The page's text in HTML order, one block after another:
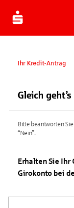
Ihr Kredit-Antrag
Gleich
Bitte beantworten
“Nein”.
Erhalten Sie Ihr
Girokonto bei